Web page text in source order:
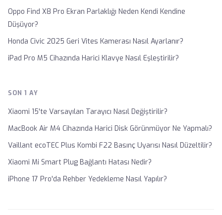
Oppo Find X8 Pro Ekran Parlaklığı Neden Kendi Kendine
Düşüyor?
Honda Civic 2025 Geri Vites Kamerası Nasıl Ayarlanır?
iPad Pro M5 Cihazında Harici Klavye Nasıl Eşleştirilir?
SON 1 AY
Xiaomi 15'te Varsayılan Tarayıcı Nasıl Değiştirilir?
MacBook Air M4 Cihazında Harici Disk Görünmüyor Ne Yapmalı?
Vaillant ecoTEC Plus Kombi F22 Basınç Uyarısı Nasıl Düzeltilir?
Xiaomi Mi Smart Plug Bağlantı Hatası Nedir?
iPhone 17 Pro'da Rehber Yedekleme Nasıl Yapılır?